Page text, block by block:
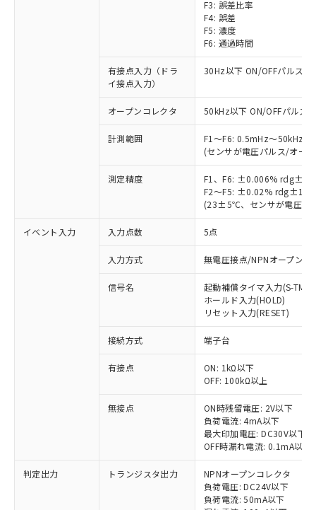
F3: 誤差比率
F4: 誤差
F5: 濃度
F6: 通過時間
有接点入力（ドラ
イ接点入力）
30Hz以下 ON/OFFパルス幅
オープンコレクタ 50kHz以下 ON/OFFパルス
計測範囲
F1～F6: 0.5mHz～50kHz
(センサが電圧パルス/オー
測定精度
F1、F6: ±0.006% rdg±1
F2～F5: ±0.02% rdg±1デ
(23±5℃、センサが電圧パ
イベント入力 入力点数 5点
入力方式 無電圧接点/NPNオープンコ
信号名
起動補償タイマ入力(S-TMR)
ホールド入力(HOLD)
リセット入力(RESET)
接続方式 端子台
有接点
ON: 1kΩ以下
OFF: 100kΩ以上
無接点
ON時残留電圧: 2V以下
負荷電流: 4mA以下
最大印加電圧: DC30V以下
OFF時漏れ電流: 0.1mA以下
判定出力 トランジスタ出力
NPNオープンコレクタ
負荷電圧: DC24V以下
負荷電流: 50mA以下
以下の条件をお読みいただき、同意のうえ
※1 対応状況
対応済み：EU RoHS指令（10物質）の
非含有に対応した製品が提供可能な商品で
対応予定：EU RoHS指令（10物質）の非含
有に対応した製品に切り替える予定のある
対応予定なし：EU RoHS指令（10物質）の
非含有に非対応の商品で、対応品を出す予